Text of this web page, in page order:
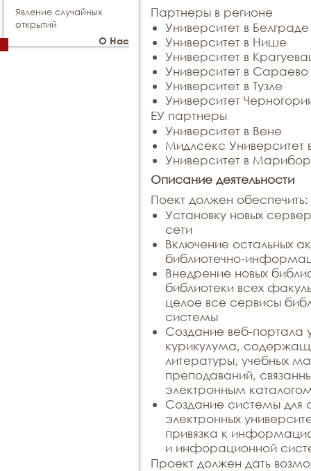
Явление случайных
открытий
О Нас
Партнеры в регионе
Университет в Белграде
Университет в Нише
Университет в
Университет в Сараево
Университет в Тузле
Университет
ЕУ партнеры
Университет в Вене
Мидлсекс Университет
Университет в
Описание деятельности
Поект должен обеспечить:
Установку новых
сети
Включение остальных
библиотечно-
Внедрение новых
библиотеки всех
целое все сервисы
системы
Создание веб-портала
курикулума,
литературы, учебных
преподаваний,
электронным
Создание системы для
электронных
привязка к
и инфорационной
Проект должен дать